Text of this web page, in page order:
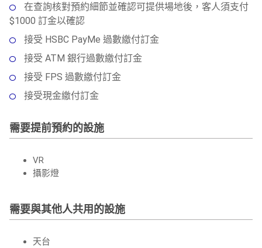
在查詢核對預約細節並確認可提供場地後，客人須支付
$1000 訂金以確認
接受 HSBC PayMe 過數繳付訂金
接受 ATM 銀行過數繳付訂金
接受 FPS 過數繳付訂金
接受現金繳付訂金
需要提前預約的設施
VR
攝影燈
需要與其他人共用的設施
天台